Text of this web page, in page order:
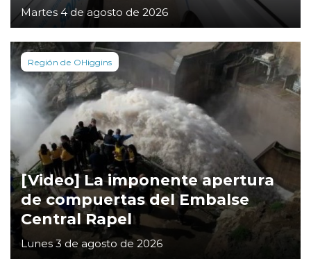
Martes 4 de agosto de 2026
Región de OHiggins
[Video] La imponente apertura
de compuertas del Embalse
Central Rapel
Lunes 3 de agosto de 2026